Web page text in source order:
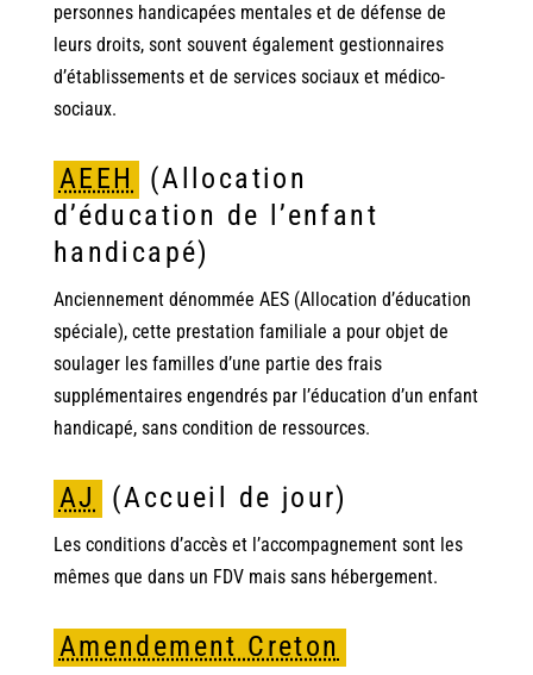
personnes handicapées mentales et de défense de
leurs droits, sont souvent également gestionnaires
d’établissements et de services sociaux et médico-
sociaux.
AEEH
(Allocation
d’éducation de l’enfant
handicapé)
Anciennement dénommée AES (Allocation d’éducation
spéciale), cette prestation familiale a pour objet de
soulager les familles d’une partie des frais
supplémentaires engendrés par l’éducation d’un enfant
handicapé, sans condition de ressources.
AJ (Accueil de jour)
Les conditions d’accès et l’accompagnement sont les
mêmes que dans un FDV mais sans hébergement.
Amendement Creton